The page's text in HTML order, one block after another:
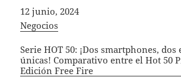
Fecha
12 junio, 2024
In relation to
Negocios
Serie HOT 50: ¡Dos smartphones,
únicas! Comparativo entre el Hot 50
Edición Free Fire